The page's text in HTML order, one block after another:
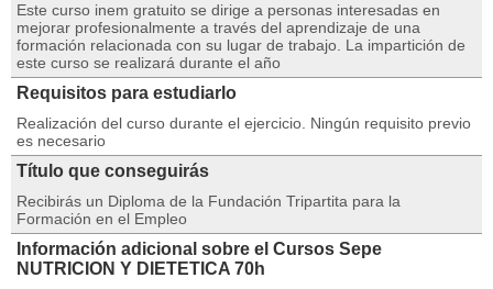
Este curso inem gratuito se dirige a personas interesadas en
mejorar profesionalmente a través del aprendizaje de una
formación relacionada con su lugar de trabajo. La impartición de
este curso se realizará durante el año
Requisitos para estudiarlo
Realización del curso durante el ejercicio. Ningún requisito previo
es necesario
Título que conseguirás
Recibirás un Diploma de la Fundación Tripartita para la
Formación en el Empleo
Información adicional sobre el Cursos Sepe
NUTRICION Y DIETETICA 70h